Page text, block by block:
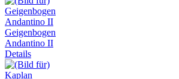
Geigenbogen
Andantino II
Details